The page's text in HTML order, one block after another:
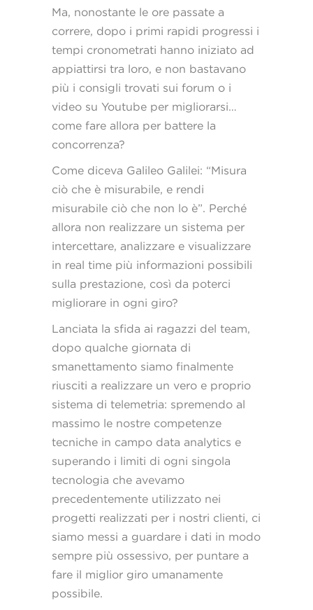
Ma, nonostante le ore passate a
correre, dopo i primi rapidi progressi i
tempi cronometrati hanno iniziato ad
appiattirsi tra loro, e non bastavano
più i consigli trovati sui forum o i
video su Youtube per migliorarsi…
come fare allora per battere la
concorrenza?
Come diceva Galileo Galilei: “Misura
ciò che è misurabile, e rendi
misurabile ciò che non lo è”. Perché
allora non realizzare un sistema per
intercettare, analizzare e visualizzare
in real time più informazioni possibili
sulla prestazione, così da poterci
migliorare in ogni giro?
Lanciata la sfida ai ragazzi del team,
dopo qualche giornata di
smanettamento siamo finalmente
riusciti a realizzare un vero e proprio
sistema di telemetria: spremendo al
massimo le nostre competenze
tecniche in campo data analytics e
superando i limiti di ogni singola
tecnologia che avevamo
precedentemente utilizzato nei
progetti realizzati per i nostri clienti, ci
siamo messi a guardare i dati in modo
sempre più ossessivo, per puntare a
fare il miglior giro umanamente
possibile.